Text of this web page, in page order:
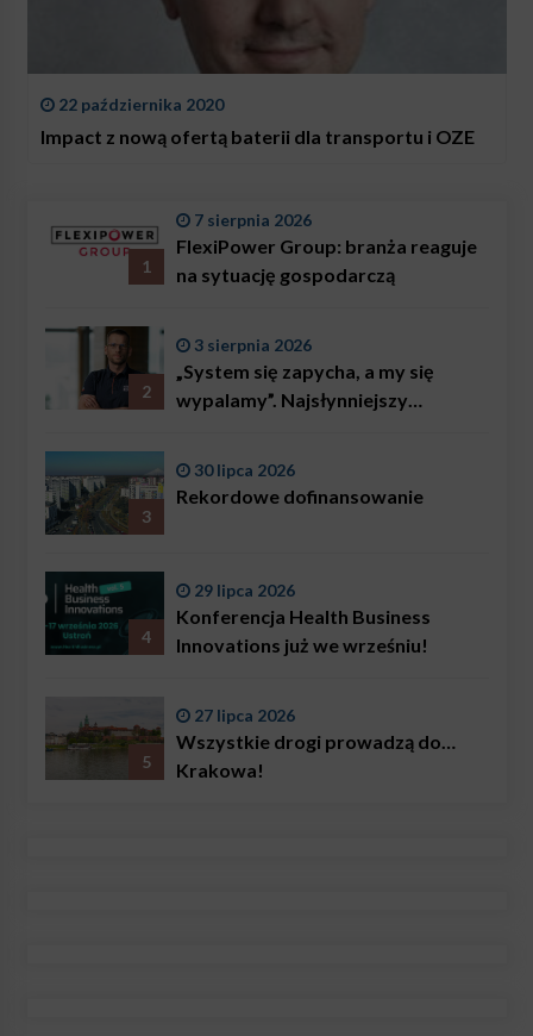
22 października 2020
Impact z nową ofertą baterii dla transportu i OZE
1
7 sierpnia 2026
FlexiPower Group: branża reaguje
na sytuację gospodarczą
2
3 sierpnia 2026
„System się zapycha, a my się
wypalamy”. Najsłynniejszy
problemem są nie tylko choroby
3
30 lipca 2026
Rekordowe dofinansowanie
4
29 lipca 2026
Konferencja Health Business
Innovations już we wrześniu!
5
27 lipca 2026
Wszystkie drogi prowadzą do…
Krakowa!